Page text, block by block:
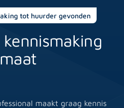
tot huurder gevonden
maakt graag kennis